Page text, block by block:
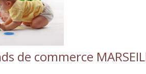
de commerce